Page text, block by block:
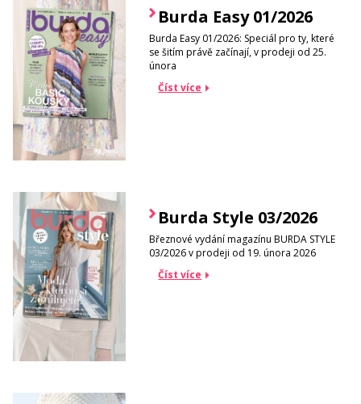
Burda Easy 01/2026
Burda Easy 01/2026: Speciál pro ty, které
se šitím právě začínají, v prodeji od 25.
února
Číst více
Burda Style 03/2026
Březnové vydání magazínu BURDA STYLE
03/2026 v prodeji od 19. února 2026
Číst více